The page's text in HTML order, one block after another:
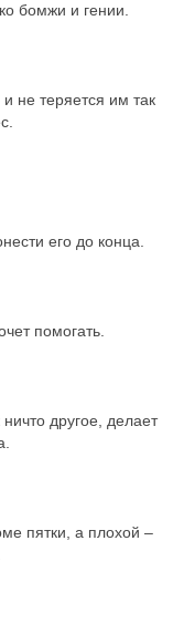
бомжи и гении.
не теряется им так
его до конца.
помогать.
другое, делает
пятки, а плохой –